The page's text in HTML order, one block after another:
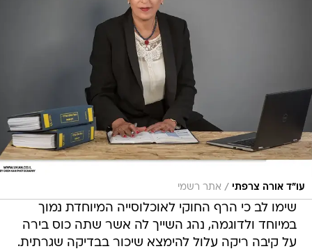
עו"ד אורה צרפתי / אתר רשמי
שימו לב כי הרף החוקי לאוכלוסייה המיוחדת נמוך
במיוחד ולדוגמה, נהג השייך לה אשר שתה כוס בירה
על קיבה ריקה עלול להימצא שיכור בבדיקה שגרתית.